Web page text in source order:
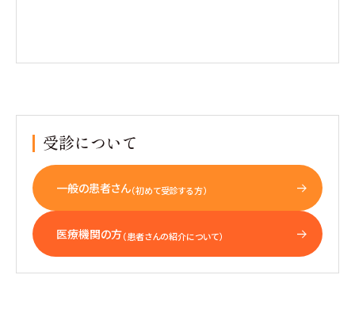
受診について
一般の患者さん（初めて受診する方）
医療機関の方（患者さんの紹介について）